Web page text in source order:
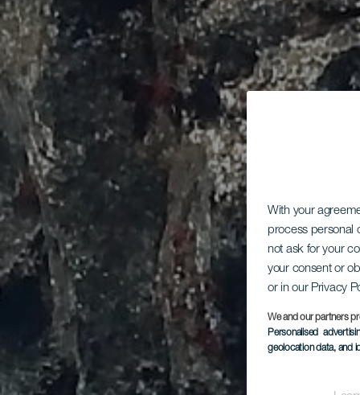
With your
process personal
not ask for your
your consent or
or in our Privacy
We and our partners
Personalised
geolocation data, and